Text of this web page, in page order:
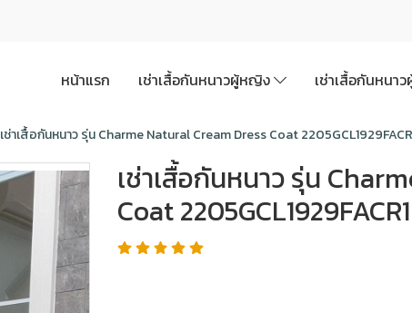
หน้าแรก เช่าเสื้อกันหนาวผู้หญิง เช่าเสื้อกันหนา
เช่าเสื้อกันหนาว รุ่น Charme Natural Cream Dress Coat
เช่าเสื้อกันหนาว รุ่น
Coat 2205GCL1929FACR1